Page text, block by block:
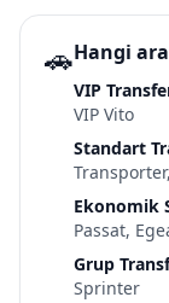
🚗Hangi
VIP
VIP Vito
Standart
Ekonomik
Passat,
Grup
Sprinter